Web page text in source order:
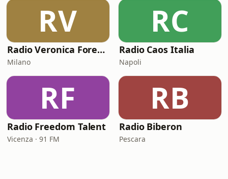
RV
Radio Veronica Forever
Milano
RC
Radio Caos Italia
Napoli
RF
Radio Freedom Talent
Vicenza · 91 FM
RB
Radio Biberon
Pescara